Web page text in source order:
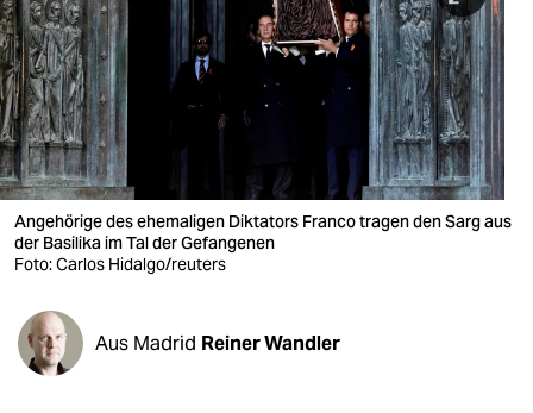
berlin
nord
wahrheit
verlag
verlag
veranstaltungen
shop
fragen & hilfe
Angehörige des ehemaligen Diktators Franco tragen den Sarg aus
der Basilika im Tal der Gefangenen
Foto: Carlos Hidalgo/reuters
Aus Madrid Reiner Wandler